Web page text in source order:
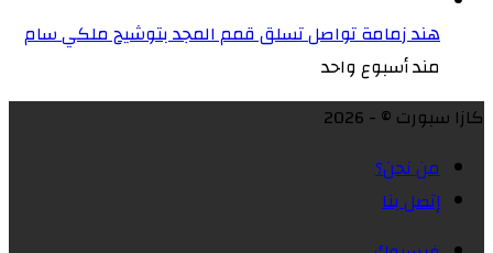
هند زمامة تواصل تسلق قمم المجد بتوشيح ملكي سام
مند أسبوع واحد
كازا سبورت © - 2026
من نحن؟
إتصل بنا